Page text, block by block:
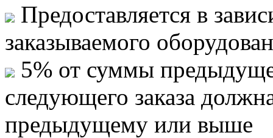
Предоставляется в
заказываемого
5% от суммы
следующего заказа
предыдущему или выше